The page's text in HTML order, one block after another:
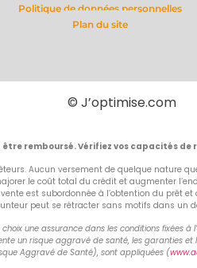
Politique de données personnelles
Plan du site
© J’optimise.com
remboursé. Vérifiez vos capacités
Aucun versement de quelque nature
le coût total du crédit et augmenter
est subordonnée à l’obtention du
peut se rétracter sans motifs dans un
une assurance dans les conditions
un risque aggravé de santé, les garanties
Aggravé de Santé), sont appliquées (